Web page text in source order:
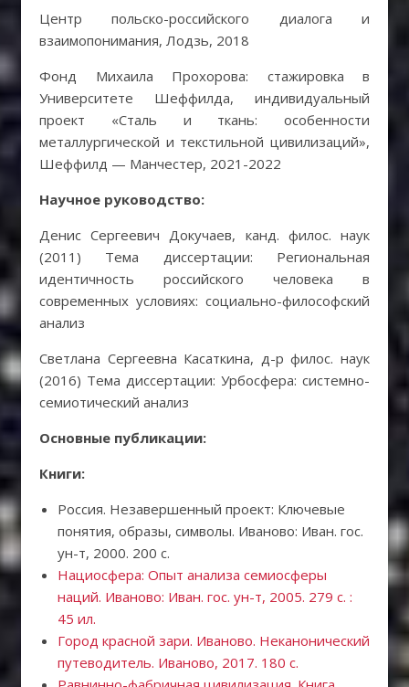
Центр польско-российского диалога и
взаимопонимания, Лодзь, 2018
Фонд Михаила Прохорова: стажировка в
Университете Шеффилда, индивидуальный
проект «Сталь и ткань: особенности
металлургической и текстильной цивилизаций»,
Шеффилд — Манчестер, 2021-2022
Научное руководство:
Денис Сергеевич Докучаев, канд. филос. наук
(2011) Тема диссертации: Региональная
идентичность российского человека в
современных условиях: социально-философский
анализ
Светлана Сергеевна Касаткина, д-р филос. наук
(2016) Тема диссертации: Урбосфера: системно-
семиотический анализ
Основные публикации:
Книги:
Россия. Незавершенный проект: Ключевые
понятия, образы, символы. Иваново: Иван. гос.
ун-т, 2000. 200 с.
Нациосфера: Опыт анализа семиосферы
наций. Иваново: Иван. гос. ун-т, 2005. 279 с. :
45 ил.
Город красной зари. Иваново. Неканонический
путеводитель. Иваново, 2017. 180 с.